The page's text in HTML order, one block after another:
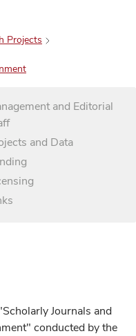
Projects
and Editorial
and Data
Journals and
conducted by the